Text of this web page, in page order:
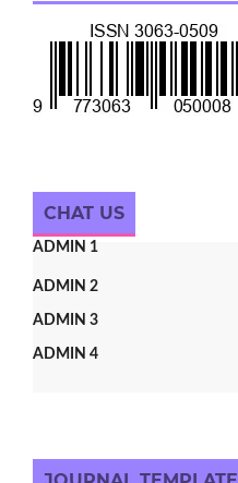
CHAT US
ADMIN 1
ADMIN 2
ADMIN 3
ADMIN 4